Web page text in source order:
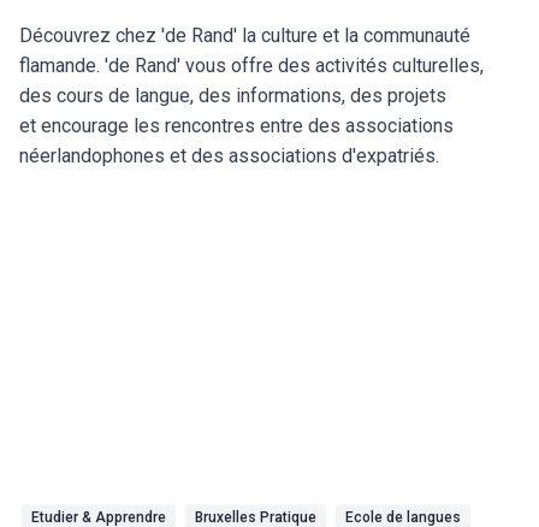
Découvrez chez 'de Rand' la culture et la communauté
flamande. 'de Rand' vous offre des activités culturelles,
des cours de langue, des informations, des projets
et encourage les rencontres entre des associations
néerlandophones et des associations d'expatriés.
Etudier & Apprendre Bruxelles Pratique Ecole de langues